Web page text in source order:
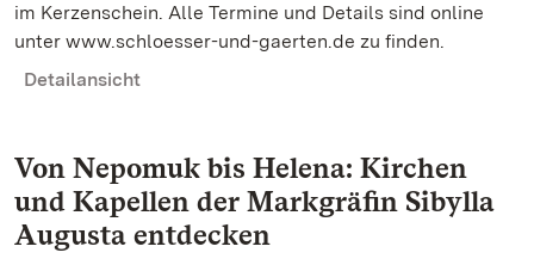
im Kerzenschein. Alle Termine und Details sind online
unter www.schloesser-und-gaerten.de zu finden.
Detailansicht
Von Nepomuk bis Helena: Kirchen
und Kapellen der Markgräfin Sibylla
Augusta entdecken